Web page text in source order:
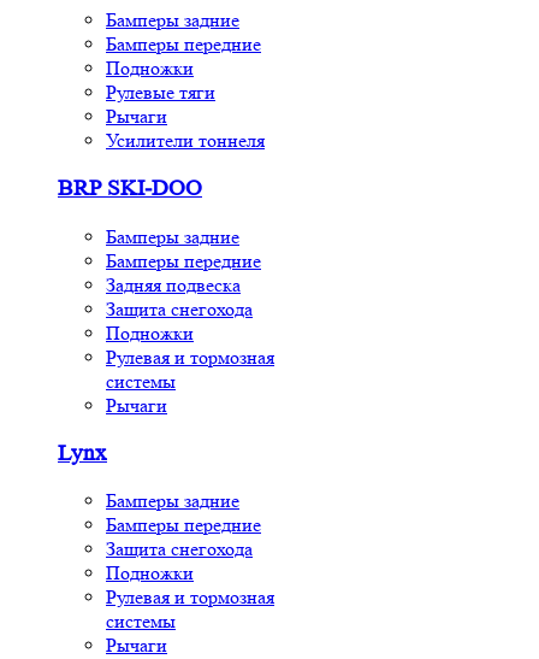
Бамперы задние
Бамперы передние
Подножки
Рулевые тяги
Рычаги
Усилители тоннеля
BRP SKI-DOO
Бамперы задние
Бамперы передние
Задняя подвеска
Защита снегохода
Подножки
Рулевая и тормозная
системы
Рычаги
Lynx
Бамперы задние
Бамперы передние
Защита снегохода
Подножки
Рулевая и тормозная
системы
Рычаги